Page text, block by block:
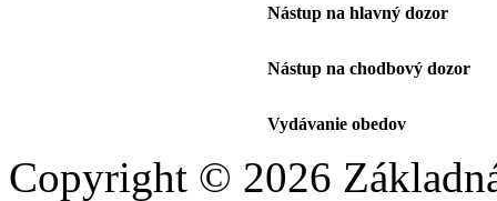
Nástup na hlavný dozor
Nástup na chodbový dozor
Vydávanie obedov
Copyright © 2026